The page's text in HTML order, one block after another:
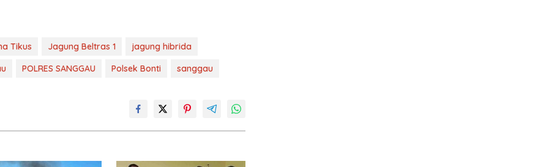
Tikus Jagung Beltras 1
jagung hibrida
POLRES SANGGAU Polsek Bonti sanggau